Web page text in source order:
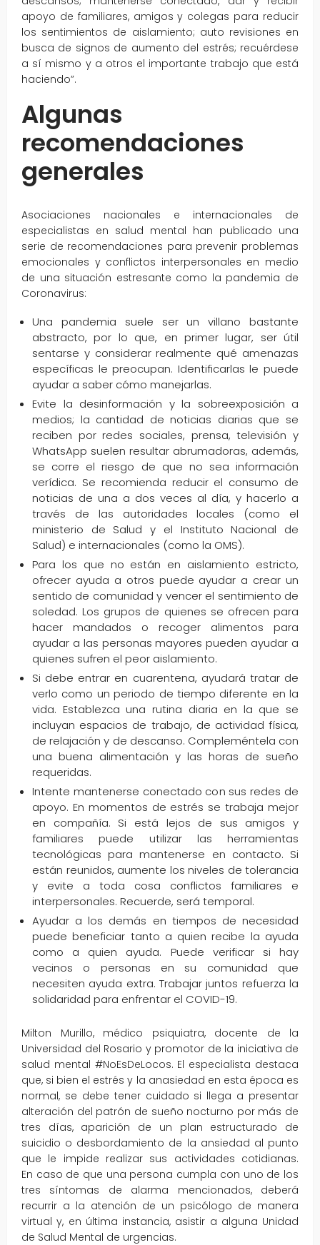
apoyo de familiares, amigos y colegas para reducir
los sentimientos de aislamiento; auto revisiones en
busca de signos de aumento del estrés; recuérdese
a sí mismo y a otros el importante trabajo que está
haciendo”.
Algunas
recomendaciones
generales
Asociaciones nacionales e internacionales de
especialistas en salud mental han publicado una
serie de recomendaciones para prevenir problemas
emocionales y conflictos interpersonales en medio
de una situación estresante como la pandemia de
Coronavirus:
Una pandemia suele ser un villano bastante
abstracto, por lo que, en primer lugar, ser útil
sentarse y considerar realmente qué amenazas
específicas le preocupan. Identificarlas le puede
ayudar a saber cómo manejarlas.
Evite la desinformación y la sobreexposición a
medios; la cantidad de noticias diarias que se
reciben por redes sociales, prensa, televisión y
WhatsApp suelen resultar abrumadoras, además,
se corre el riesgo de que no sea información
verídica. Se recomienda reducir el consumo de
noticias de una a dos veces al día, y hacerlo a
través de las autoridades locales (como el
ministerio de Salud y el Instituto Nacional de
Salud) e internacionales (como la OMS).
Para los que no están en aislamiento estricto,
ofrecer ayuda a otros puede ayudar a crear un
sentido de comunidad y vencer el sentimiento de
soledad. Los grupos de quienes se ofrecen para
hacer mandados o recoger alimentos para
ayudar a las personas mayores pueden ayudar a
quienes sufren el peor aislamiento.
Si debe entrar en cuarentena, ayudará tratar de
verlo como un periodo de tiempo diferente en la
vida. Establezca una rutina diaria en la que se
incluyan espacios de trabajo, de actividad física,
de relajación y de descanso. Compleméntela con
una buena alimentación y las horas de sueño
requeridas.
Intente mantenerse conectado con sus redes de
apoyo. En momentos de estrés se trabaja mejor
en compañía. Si está lejos de sus amigos y
familiares puede utilizar las herramientas
tecnológicas para mantenerse en contacto. Si
están reunidos, aumente los niveles de tolerancia
y evite a toda cosa conflictos familiares e
interpersonales. Recuerde, será temporal.
Ayudar a los demás en tiempos de necesidad
puede beneficiar tanto a quien recibe la ayuda
como a quien ayuda. Puede verificar si hay
vecinos o personas en su comunidad que
necesiten ayuda extra. Trabajar juntos refuerza la
solidaridad para enfrentar el COVID-19.
Milton Murillo, médico psiquiatra, docente de la
Universidad del Rosario y promotor de la iniciativa de
salud mental #NoEsDeLocos. El especialista destaca
que, si bien el estrés y la anasiedad en esta época es
normal, se debe tener cuidado si llega a presentar
alteración del patrón de sueño nocturno por más de
tres días, aparición de un plan estructurado de
suicidio o desbordamiento de la ansiedad al punto
que le impide realizar sus actividades cotidianas.
En caso de que una persona cumpla con uno de los
tres síntomas de alarma mencionados, deberá
recurrir a la atención de un psicólogo de manera
virtual y, en última instancia, asistir a alguna Unidad
de Salud Mental de urgencias.